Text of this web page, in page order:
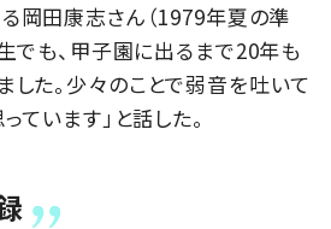
岡田康志さん（1979年夏の準
でも、甲子園に出るまで20年も
した。少々のことで弱音を吐いて
ています」と話した。